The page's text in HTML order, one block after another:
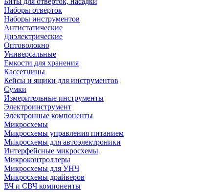
Наборы отверток
Наборы инструментов
Антистатические
Диэлектрические
Оптоволокно
Универсальные
Емкости для хранения
Кассетницы
Кейсы и ящики для инструментов
Сумки
Измерительные инструменты
Электроинструмент
Электронные компоненты
Микросхемы
Микросхемы управления питанием
Микросхемы для автоэлектроники
Интерфейсные микросхемы
Микроконтроллеры
Микросхемы для УНЧ
Микросхемы драйверов
ВЧ и СВЧ компоненты